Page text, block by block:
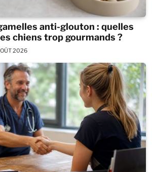
anti-glouton : quelles
chiens trop gourmands ?
2026